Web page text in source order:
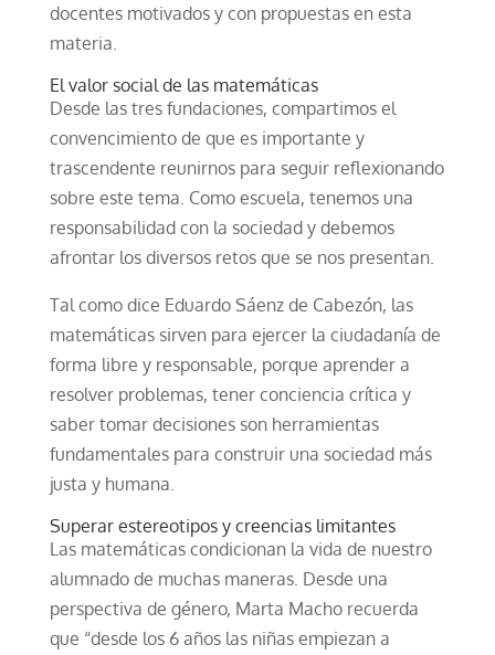
docentes motivados y con propuestas en esta
materia.
El valor social de las matemáticas
Desde las tres fundaciones, compartimos el
convencimiento de que es importante y
trascendente reunirnos para seguir reflexionando
sobre este tema. Como escuela, tenemos una
responsabilidad con la sociedad y debemos
afrontar los diversos retos que se nos presentan.
Tal como dice Eduardo Sáenz de Cabezón, las
matemáticas sirven para ejercer la ciudadanía de
forma libre y responsable, porque aprender a
resolver problemas, tener conciencia crítica y
saber tomar decisiones son herramientas
fundamentales para construir una sociedad más
justa y humana.
Superar estereotipos y creencias limitantes
Las matemáticas condicionan la vida de nuestro
alumnado de muchas maneras. Desde una
perspectiva de género, Marta Macho recuerda
que “desde los 6 años las niñas empiezan a